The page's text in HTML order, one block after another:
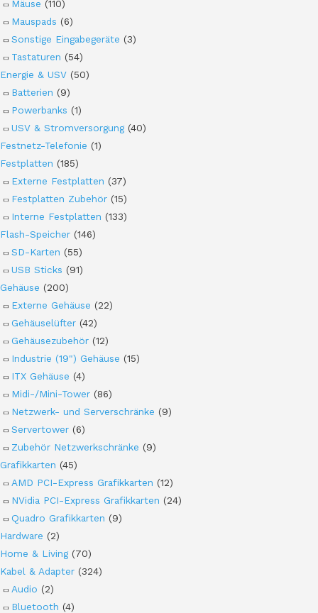
Mäuse (110)
Mauspads (6)
Sonstige Eingabegeräte (3)
Tastaturen (54)
Energie & USV (50)
Batterien (9)
Powerbanks (1)
USV & Stromversorgung (40)
Festnetz-Telefonie (1)
Festplatten (185)
Externe Festplatten (37)
Festplatten Zubehör (15)
Interne Festplatten (133)
Flash-Speicher (146)
SD-Karten (55)
USB Sticks (91)
Gehäuse (200)
Externe Gehäuse (22)
Gehäuselüfter (42)
Gehäusezubehör (12)
Industrie (19") Gehäuse (15)
ITX Gehäuse (4)
Midi-/Mini-Tower (86)
Netzwerk- und Serverschränke (9)
Servertower (6)
Zubehör Netzwerkschränke (9)
Grafikkarten (45)
AMD PCI-Express Grafikkarten (12)
NVidia PCI-Express Grafikkarten (24)
Quadro Grafikkarten (9)
Hardware (2)
Home & Living (70)
Kabel & Adapter (324)
Audio (2)
Bluetooth (4)